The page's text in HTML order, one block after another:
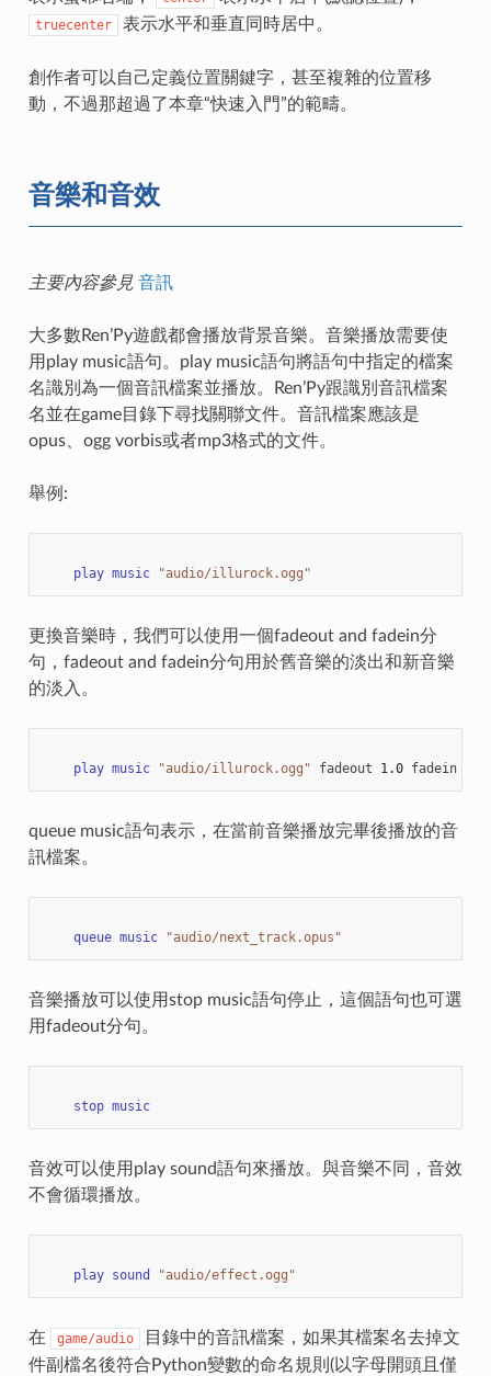
truecenter 表示水平和垂直同時居中。
創作者可以自己定義位置關鍵字，甚至複雜的位置移
動，不過那超過了本章“快速入門”的範疇。
音樂和音效
主要內容參見 音訊
大多數Ren’Py遊戲都會播放背景音樂。音樂播放需要使
用play music語句。play music語句將語句中指定的檔案
名識別為一個音訊檔案並播放。Ren’Py跟識別音訊檔案
名並在game目錄下尋找關聯文件。音訊檔案應該是
opus、ogg vorbis或者mp3格式的文件。
舉例:
play music "audio/illurock.ogg"
更換音樂時，我們可以使用一個fadeout and fadein分
句，fadeout and fadein分句用於舊音樂的淡出和新音樂
的淡入。
play music "audio/illurock.ogg" fadeout 1.0 fadein
queue music語句表示，在當前音樂播放完畢後播放的音
訊檔案。
queue music "audio/next_track.opus"
音樂播放可以使用stop music語句停止，這個語句也可選
用fadeout分句。
stop music
音效可以使用play sound語句來播放。與音樂不同，音效
不會循環播放。
play sound "audio/effect.ogg"
在 game/audio
目錄中的音訊檔案，如果其檔案名去掉文
件副檔名後符合Python變數的命名規則(以字母開頭且僅